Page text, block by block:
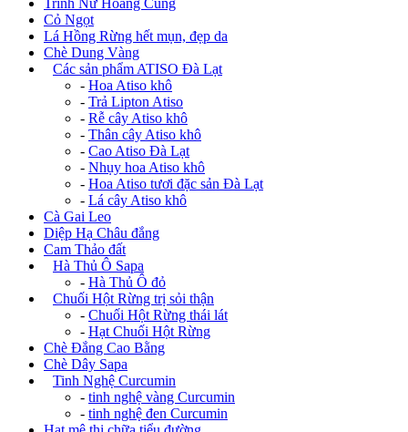
Trinh Nữ Hoàng Cung
Cỏ Ngọt
Lá Hồng Rừng hết mụn, đẹp da
Chè Dung Vàng
Các sản phẩm ATISO Đà Lạt
- Hoa Atiso khô
- Trả Lipton Atiso
- Rễ cây Atiso khô
- Thân cây Atiso khô
- Cao Atiso Đà Lạt
- Nhụy hoa Atiso khô
- Hoa Atiso tươi đặc sản Đà Lạt
- Lá cây Atiso khô
Cà Gai Leo
Diệp Hạ Châu đắng
Cam Thảo đất
Hà Thủ Ô Sapa
- Hà Thủ Ô đỏ
Chuối Hột Rừng trị sỏi thận
- Chuối Hột Rừng thái lát
- Hạt Chuối Hột Rừng
Chè Đắng Cao Bằng
Chè Dây Sapa
Tinh Nghệ Curcumin
- tinh nghệ vàng Curcumin
- tinh nghệ đen Curcumin